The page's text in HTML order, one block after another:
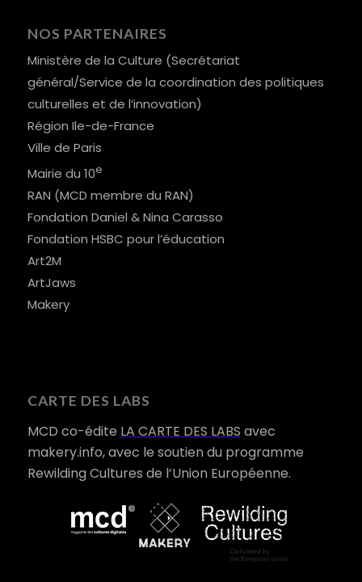
NOS PARTENAIRES
Ministère de la Culture (Secrétariat
général/Service de la coordination des politiques
culturelles et de l’innovation)
Région Ile-de-France
Ville de Paris
Mairie du 10e
RAN (MCD membre du RAN)
Fondation Daniel & Nina Carasso
Fondation HSBC pour l’éducation
Art2M
ArtJaws
Makery
CARTE DES LABS
MCD co-édite LA CARTE DES LABS avec
makery.info, avec le soutien du programme
Rewilding Cultures de l’Union Européenne.